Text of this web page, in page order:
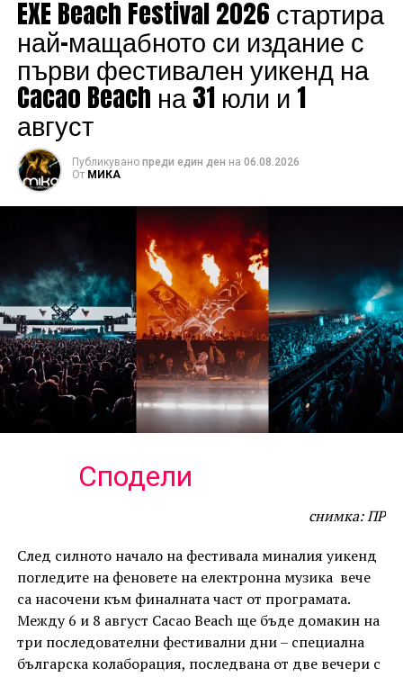
EXE Beach Festival 2026 стартира
най-мащабното си издание с
първи фестивален уикенд на
Cacao Beach на 31 юли и 1
август
Публикувано преди един ден на 06.08.2026
От МИКА
Сподели
снимка: ПР
След силното начало на фестивала миналия уикенд
погледите на феновете на електронна музика вече
са насочени към финалната част от програмата.
Между 6 и 8 август Cacao Beach ще бъде домакин на
три последователни фестивални дни – специална
българска колаборация, последвана от две вечери с